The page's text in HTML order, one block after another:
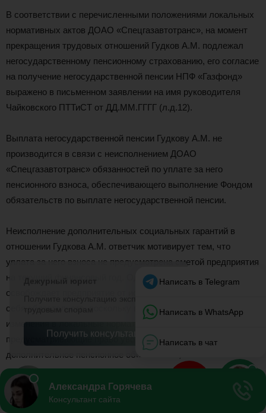
В соответствии с перечисленными положениями локальных
нормативных актов ДОАО «Спецгазавтотранс», на момент
прекращения трудовых отношений Гудков А.М. подлежал
негосударственному пенсионному страхованию, его согласие
на получение негосударственной пенсии НПФ «Газфонд»
выражено в письменном заявлении на имя руководителя
Чайковского ПТТиСТ от ДД.ММ.ГГГГ (л.д.12).
Выплата негосударственной пенсии Гудкову А.М. не
производится в связи с неисполнением ДОАО
«Спецгазавтотранс» обязанностей по уплате за него
пенсионного взноса, обеспечивающего выполнение Фондом
обязательств по выплате негосударственной пенсии.
Неисполнение дополнительных социальных гарантий в
отношении Гудкова А.М. ответчик мотивирует тем, что
уплата за него взноса не предусмотрена сметой предприятия
на текущий финансовый год. Однако, это обстоятельство не
освобождает предприятие от исполнения ранее принятых на
себя обязательств, поскольку в установленном порядке
изменения в локальные нормативные акты,
предусматривающие право уволенных работников на
дополнительное пенсионное обеспечение, не вносились.
Несостоятельна ссылка ответчика и на отсутствие сроков
для перечисления взноса в НПФ. По смыслу локальных